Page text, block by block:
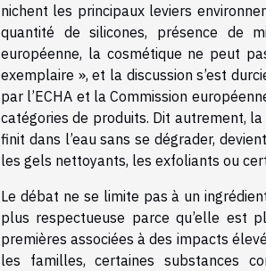
nichent les principaux leviers
quantité de silicones, présence de
européenne, la cosmétique ne peut
exemplaire », et la discussion s’est
par l’ECHA et la Commission
catégories de produits. Dit autrement,
finit dans l’eau sans se dégrader,
les gels nettoyants, les exfoliants ou
Le débat ne se limite pas à un
plus respectueuse parce qu’elle est
premières associées à des impacts
les familles, certaines substances